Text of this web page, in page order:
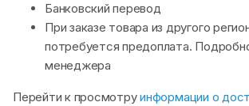
Банковский перевод
При заказе товара из другого
потребуется предоплата.
менеджера
Перейти к просмотруинформации о